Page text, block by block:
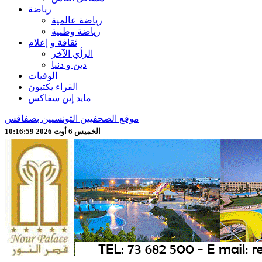
رياضة
رياضة عالمية
رياضة وطنية
ثقافة و إعلام
الرأي الآخر
دين و دنيا
الوفيات
القراء يكتبون
مايد إين سفاكس
موقع الصحفيين التونسيين بصفاقس
الخميس 6 أوت 2026 10:17:01